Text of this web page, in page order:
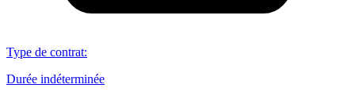
Type de contrat:
Durée indéterminée